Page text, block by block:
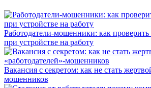
Работодатели-мошенники: как
при устройстве на работу
Вакансия с секретом: как не стать
мошенников